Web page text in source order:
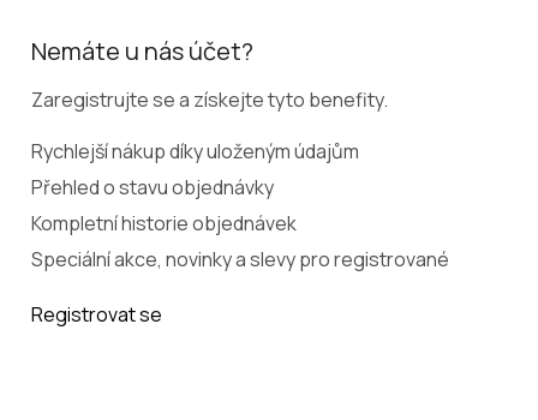
Nemáte u nás účet?
Zaregistrujte se a získejte tyto benefity.
Rychlejší nákup díky uloženým údajům
Přehled o stavu objednávky
Kompletní historie objednávek
Speciální akce, novinky a slevy pro registrované
Registrovat se